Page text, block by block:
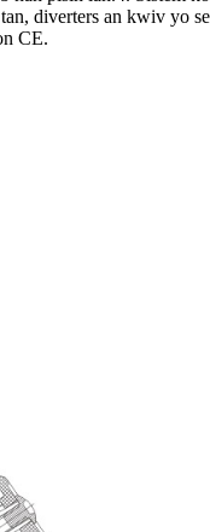
diverters an kwiv yo
CE.